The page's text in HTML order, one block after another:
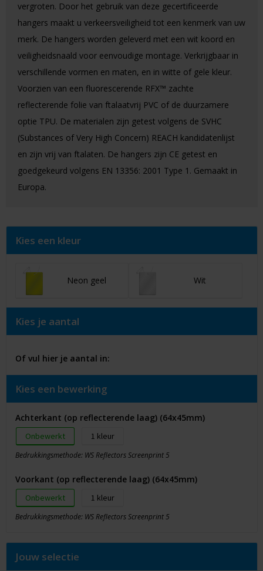
vergroten. Door het gebruik van deze gecertificeerde
hangers maakt u verkeersveiligheid tot een kenmerk van uw
merk. De hangers worden geleverd met een wit koord en
veiligheidsnaald voor eenvoudige montage. Verkrijgbaar in
verschillende vormen en maten, en in witte of gele kleur.
Voorzien van een fluorescerende RFX™ zachte
reflecterende folie van ftalaatvrij PVC of de duurzamere
optie TPU. De materialen zijn getest volgens de SVHC
(Substances of Very High Concern) REACH kandidatenlijst
en zijn vrij van ftalaten. De hangers zijn CE getest en
goedgekeurd volgens EN 13356: 2001 Type 1. Gemaakt in
Europa.
Kies een kleur
Neon geel Wit
Kies je aantal
Of vul hier je aantal in:
Kies een bewerking
Achterkant (op reflecterende laag) (64x45mm)
Onbewerkt 1
Bedrukkingsmethode: WS Reflectors Screenprint 5
Voorkant (op reflecterende laag) (64x45mm)
Onbewerkt 1
Bedrukkingsmethode: WS Reflectors Screenprint 5
Jouw selectie